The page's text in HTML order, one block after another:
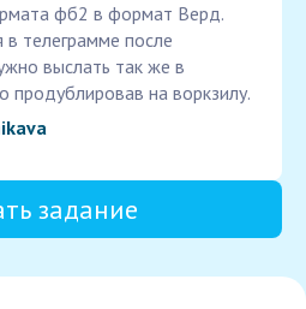
фб2 в формат Верд.
в телеграмме после
выслать так же в
продублировав на воркзилу.
задание